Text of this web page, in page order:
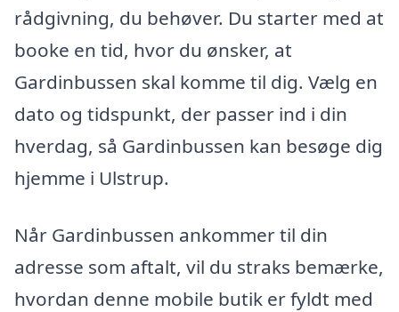
rådgivning, du behøver. Du starter med at
booke en tid, hvor du ønsker, at
Gardinbussen skal komme til dig. Vælg en
dato og tidspunkt, der passer ind i din
hverdag, så Gardinbussen kan besøge dig
hjemme i Ulstrup.
Når Gardinbussen ankommer til din
adresse som aftalt, vil du straks bemærke,
hvordan denne mobile butik er fyldt med